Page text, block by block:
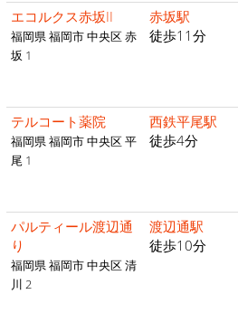
エコルクス赤坂II
福岡県 福岡市 中央区 赤
坂 1
赤坂駅
徒歩11分
テルコート薬院
福岡県 福岡市 中央区 平
尾 1
西鉄平尾駅
徒歩4分
パルティール渡辺通
り
福岡県 福岡市 中央区 清
川 2
渡辺通駅
徒歩10分